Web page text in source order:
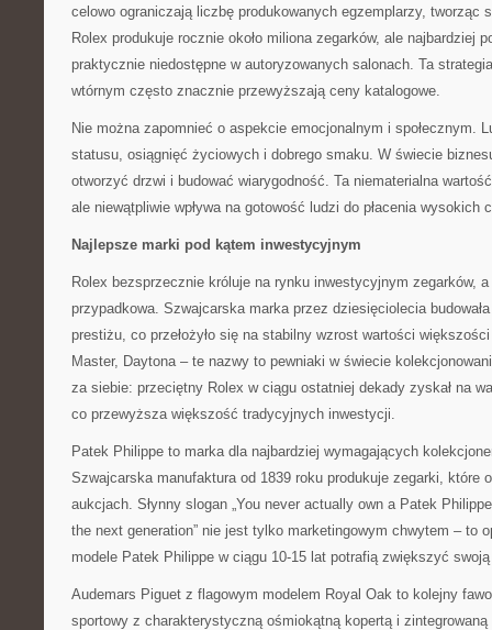
celowo ograniczają liczbę produkowanych egzemplarzy, tworząc
Rolex produkuje rocznie około miliona zegarków, ale najbardziej
praktycznie niedostępne w autoryzowanych salonach. Ta
wtórnym często znacznie przewyższają ceny katalogowe.
Nie można zapomnieć o aspekcie emocjonalnym i społecznym.
statusu, osiągnięć życiowych i dobrego smaku. W świecie
otworzyć drzwi i budować wiarygodność. Ta niematerialna
ale niewątpliwie wpływa na gotowość ludzi do płacenia wysokich
Najlepsze marki pod kątem inwestycyjnym
Rolex bezsprzecznie króluje na rynku inwestycyjnym zegarków,
przypadkowa. Szwajcarska marka przez dziesięciolecia
prestiżu, co przełożyło się na stabilny wzrost wartości
Master, Daytona – te nazwy to pewniaki w świecie
za siebie: przeciętny Rolex w ciągu ostatniej dekady zyskał na
co przewyższa większość tradycyjnych inwestycji.
Patek Philippe to marka dla najbardziej wymagających
Szwajcarska manufaktura od 1839 roku produkuje zegarki, które
aukcjach. Słynny slogan „You never actually own a Patek
the next generation” nie jest tylko marketingowym chwytem – to
modele Patek Philippe w ciągu 10-15 lat potrafią zwiększyć
Audemars Piguet z flagowym modelem Royal Oak to kolejny
sportowy z charakterystyczną ośmiokątną kopertą i zintegrowaną